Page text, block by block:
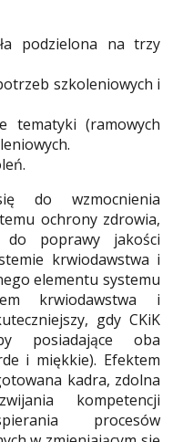
podzielona na trzy
szkoleniowych i
tematyki (ramowych
do wzmocnienia
ochrony zdrowia,
poprawy jakości
krwiodawstwa i
elementu systemu
krwiodawstwa i
gdy CKiK
posiadające oba
i miękkie). Efektem
kadra, zdolna
kompetencji
procesów